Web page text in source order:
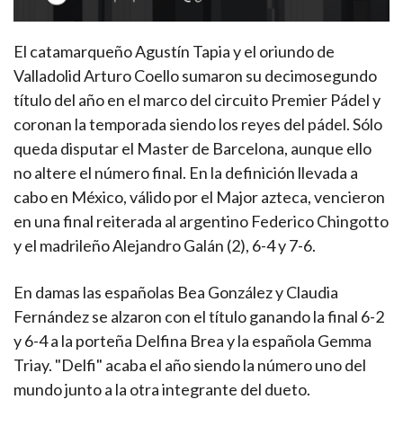
El catamarqueño Agustín Tapia y el oriundo de
Valladolid Arturo Coello sumaron su decimosegundo
título del año en el marco del circuito Premier Pádel y
coronan la temporada siendo los reyes del pádel. Sólo
queda disputar el Master de Barcelona, aunque ello
no altere el número final. En la definición llevada a
cabo en México, válido por el Major azteca, vencieron
en una final reiterada al argentino Federico Chingotto
y el madrileño Alejandro Galán (2), 6-4 y 7-6.
En damas las españolas Bea González y Claudia
Fernández se alzaron con el título ganando la final 6-2
y 6-4 a la porteña Delfina Brea y la española Gemma
Triay. "Delfi" acaba el año siendo la número uno del
mundo junto a la otra integrante del dueto.